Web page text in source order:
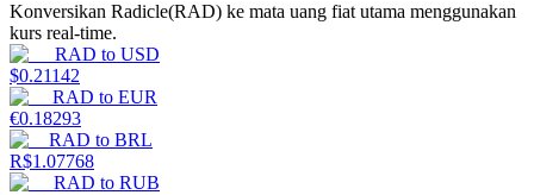
Dapatkan imbalan kompetitif setiap hari
Konversikan Radicle(RAD) ke mata uang fiat utama menggunakan
kurs real-time.
RAD to USD
$0.21142
RAD to EUR
€0.18293
RAD to BRL
R$1.07768
RAD to RUB